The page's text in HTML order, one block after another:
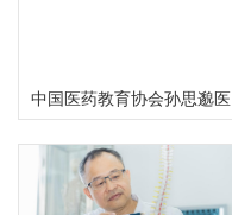
中国医药教育协会孙思邈医
德传承工作委员会大型义诊
活动在河南安阳举行